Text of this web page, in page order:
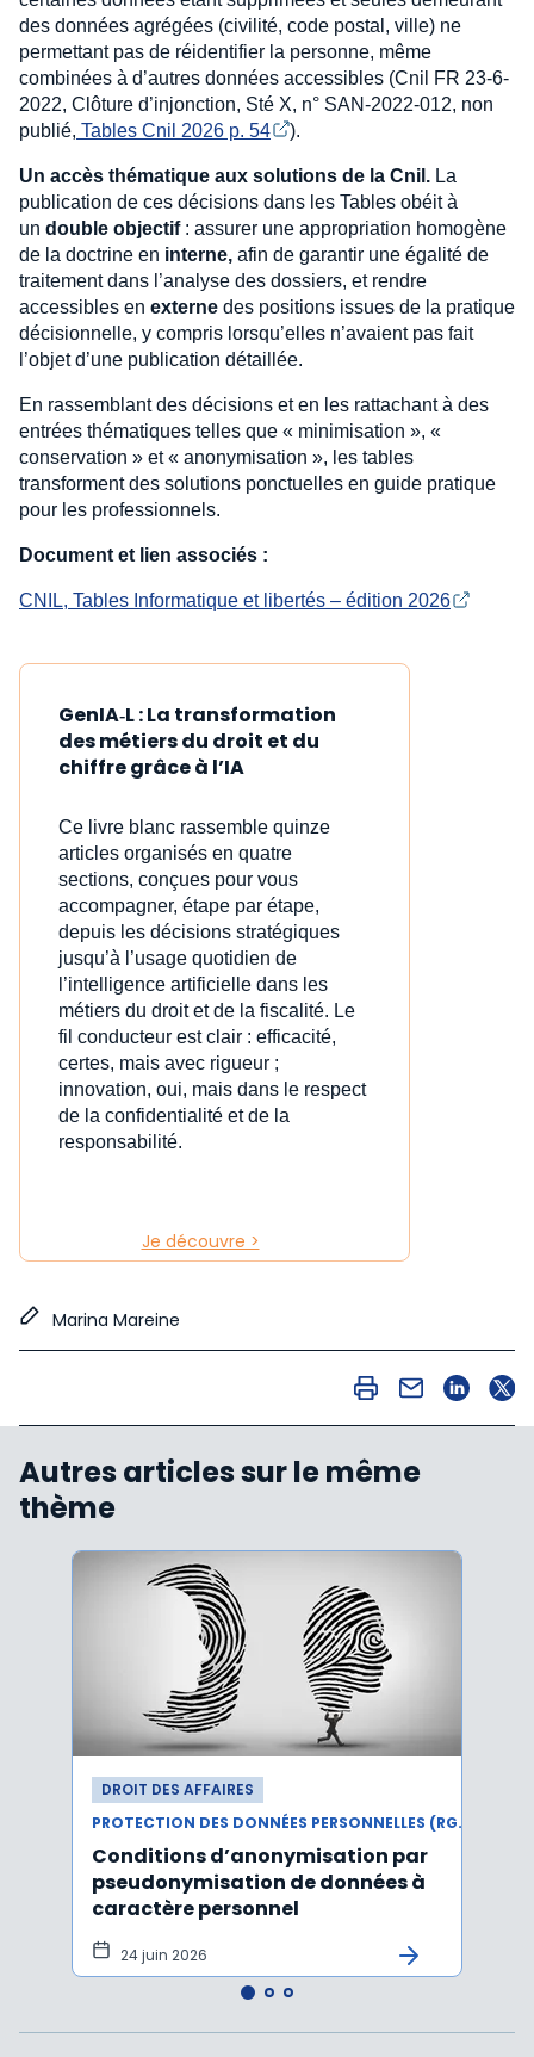
des données agrégées (civilité, code postal, ville) ne
permettant pas de réidentifier la personne, même
combinées à d’autres données accessibles (Cnil FR 23-6-
2022, Clôture d’injonction, Sté X, n° SAN-2022-012, non
publié, Tables Cnil 2026 p. 54 ).
Un accès thématique aux solutions de la Cnil. La
publication de ces décisions dans les Tables obéit à
un double objectif: assurer une appropriation homogène
de la doctrine en interne, afin de garantir une égalité de
traitement dans l’analyse des dossiers, et rendre
accessibles en externe des positions issues de la pratique
décisionnelle, y compris lorsqu’elles n’avaient pas fait
l’objet d’une publication détaillée.
En rassemblant des décisions et en les rattachant à des
entrées thématiques telles que « minimisation », «
conservation » et « anonymisation », les tables
transforment des solutions ponctuelles en guide pratique
pour les professionnels.
Document et lien associés :
CNIL, Tables Informatique et libertés – édition 2026
GenIA‑L : La transformation
des métiers du droit et du
chiffre grâce à l’IA
Ce livre blanc rassemble quinze
articles organisés en quatre
sections, conçues pour vous
accompagner, étape par étape,
depuis les décisions stratégiques
jusqu’à l’usage quotidien de
l’intelligence artificielle dans les
métiers du droit et de la fiscalité. Le
fil conducteur est clair : efficacité,
certes, mais avec rigueur ;
innovation, oui, mais dans le respect
de la confidentialité et de la
responsabilité.
Je découvre >
Marina Mareine
Autres articles sur le même
thème
DROIT DES AFFAIRES
PROTECTION DES DONNÉES PERSONNELLES (RGPD)
Conditions d’anonymisation par
pseudonymisation de données à
caractère personnel
24 juin 2026